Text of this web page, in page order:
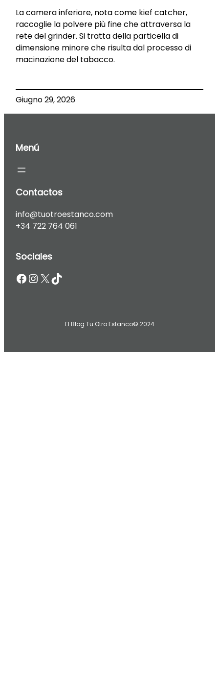
La camera inferiore, nota come kief catcher,
raccoglie la polvere più fine che attraversa la
rete del grinder. Si tratta della particella di
dimensione minore che risulta dal processo di
macinazione del tabacco.
Giugno 29, 2026
Menú
Contactos
info@tuotroestanco.com
+34 722 764 061
Sociales
Facebook InstagramX TikTok
El Blog Tu Otro Estanco© 2024